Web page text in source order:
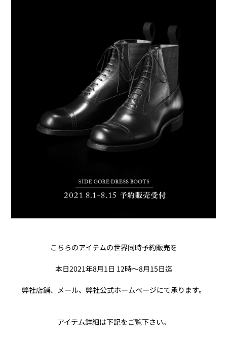
こちらのアイテムの世界同時予約販売を
本日2021年8月1日 12時〜8月15日迄
弊社店舗、メール、弊社公式ホームページにて承ります。
アイテム詳細は下記をご覧下さい。